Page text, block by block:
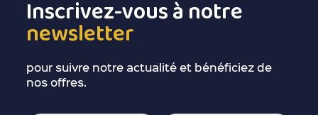
Inscrivez-vous à notre
newsletter
pour suivre notre actualité et bénéficiez de
nos offres.